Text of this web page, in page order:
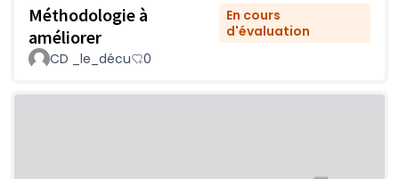
Méthodologie à
améliorer
En cours
d'évaluation
CD _le_décu
0